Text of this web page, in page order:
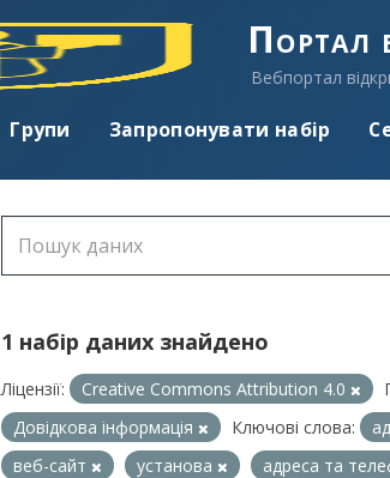
Портал
Вебпортал
Групи Запропонувати набір
1 набір даних знайдено
Ліцензії: Creative Commons Attribution 4.0
Довідкова інформація
Ключові слова:
веб-сайт
установа адреса та